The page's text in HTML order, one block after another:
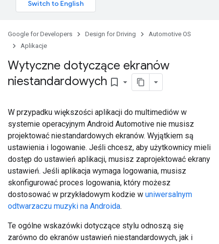
Google for Developers Design for Driving
Automotive OS
Aplikacje
Wytyczne dotyczące ekranów
niestandardowych bookmark_border
W przypadku większości aplikacji do multimediów w
systemie operacyjnym Android Automotive nie musisz
projektować niestandardowych ekranów. Wyjątkiem są
ustawienia i logowanie. Jeśli chcesz, aby użytkownicy mieli
dostęp do ustawień aplikacji, musisz zaprojektować ekrany
ustawień. Jeśli aplikacja wymaga logowania, musisz
skonfigurować proces logowania, który możesz
dostosować w przykładowym kodzie w uniwersalnym
odtwarzaczu muzyki na Androida.
Te ogólne wskazówki dotyczące stylu odnoszą się
zarówno do ekranów ustawień niestandardowych, jak i